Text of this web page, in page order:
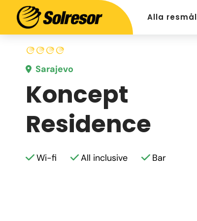
Alla resmål
Sarajevo
Koncept
Residence
Wi-fi All inclusive Bar